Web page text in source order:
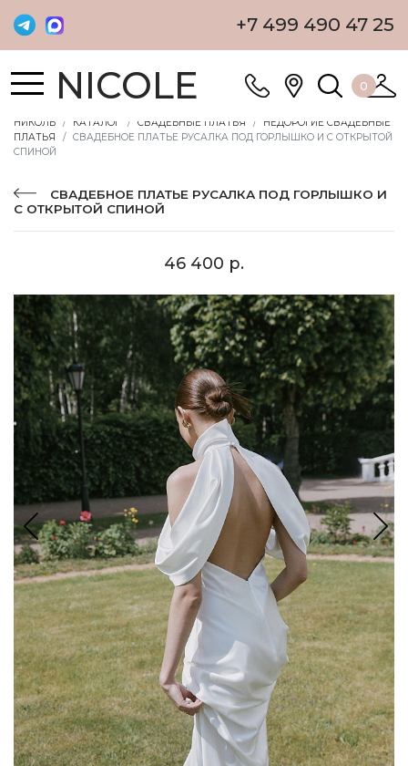
+7 499 490 47 25
NICOLE 0
НИКОЛЬ КАТАЛОГ СВАДЕБНЫЕ ПЛАТЬЯ
НЕДОРОГИЕ СВАДЕБНЫЕ
ПЛАТЬЯ
СВАДЕБНОЕ ПЛАТЬЕ РУСАЛКА ПОД ГОРЛЫШКО И С ОТКРЫТОЙ
СПИНОЙ
СВАДЕБНОЕ ПЛАТЬЕ РУСАЛКА ПОД ГОРЛЫШКО И
С ОТКРЫТОЙ СПИНОЙ
46 400 р.